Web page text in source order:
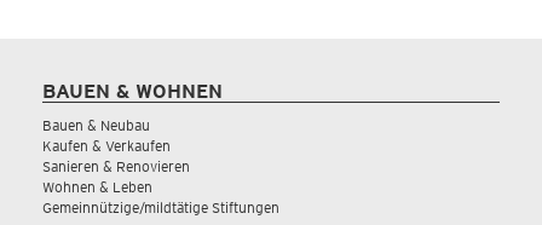
BAUEN & WOHNEN
Bauen & Neubau
Kaufen & Verkaufen
Sanieren & Renovieren
Wohnen & Leben
Gemeinnützige/mildtätige Stiftungen